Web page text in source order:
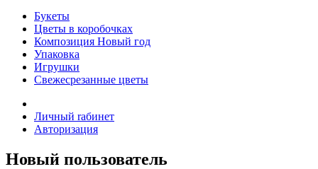
Букеты
Цветы в коробочках
Композиция Новый год
Упаковка
Игрушки
Свежесрезанные цветы
Личный rабинет
Авторизация
Новый пользователь